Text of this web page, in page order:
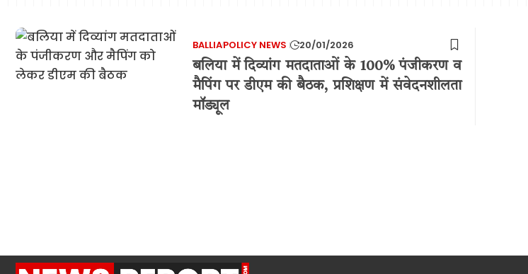
BALLIAPOLICY NEWS 20/01/2026
बलिया में दिव्यांग मतदाताओं के 100% पंजीकरण व
मैपिंग पर डीएम की बैठक, प्रशिक्षण में संवेदनशीलता
मॉड्यूल